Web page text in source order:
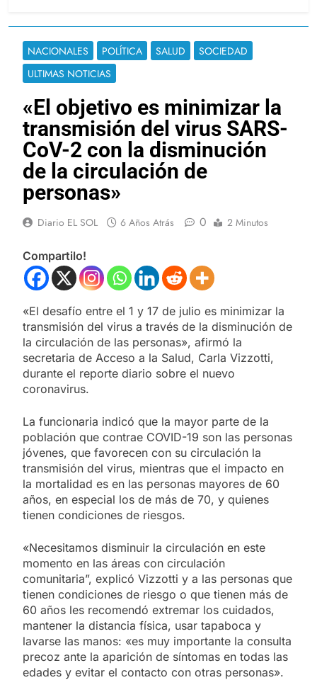
NACIONALES POLÍTICA SALUD
SOCIEDAD
ULTIMAS NOTICIAS
«El objetivo es minimizar la
transmisión del virus SARS-
CoV-2 con la disminución
de la circulación de
personas»
Diario EL SOL 6 Años Atrás 0 2 Minutos
Compartilo!
«El desafío entre el 1 y 17 de julio es minimizar la
transmisión del virus a través de la disminución de
la circulación de las personas», afirmó la
secretaria de Acceso a la Salud, Carla Vizzotti,
durante el reporte diario sobre el nuevo
coronavirus.
La funcionaria indicó que la mayor parte de la
población que contrae COVID-19 son las personas
jóvenes, que favorecen con su circulación la
transmisión del virus, mientras que el impacto en
la mortalidad es en las personas mayores de 60
años, en especial los de más de 70, y quienes
tienen condiciones de riesgos.
«Necesitamos disminuir la circulación en este
momento en las áreas con circulación
comunitaria”, explicó Vizzotti y a las personas que
tienen condiciones de riesgo o que tienen más de
60 años les recomendó extremar los cuidados,
mantener la distancia física, usar tapaboca y
lavarse las manos: «es muy importante la consulta
precoz ante la aparición de síntomas en todas las
edades y evitar el contacto con otras personas».